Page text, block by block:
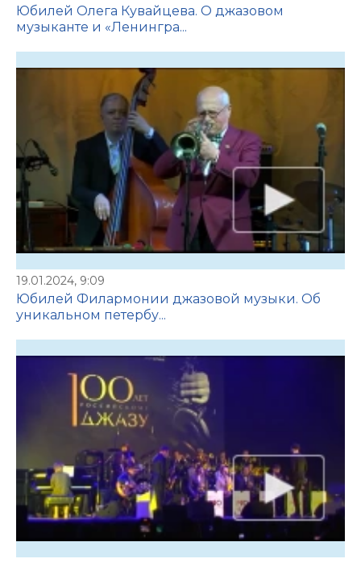
Юбилей Олега Кувайцева. О джазовом
музыканте и «Ленингра...
19.01.2024, 9:09
Юбилей Филармонии джазовой музыки. Об
уникальном петербу...